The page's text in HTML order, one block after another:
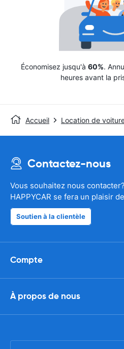
Économisez jusqu'à 60%.
heures avant la
Accueil Location de
Contactez-nous
Vous souhaitez nous
HAPPYCAR se fera un plaisir
Soutien à la clientèle
Compte
À propos de nous